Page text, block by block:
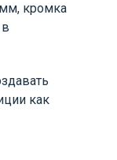
кромка
как